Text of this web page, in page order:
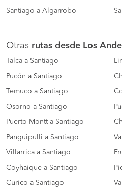
Santiago a Algarrobo
Otras rutas desde Los
Talca a Santiago
Pucón a Santiago
Temuco a Santiago
Osorno a Santiago
Puerto Montt a Santiago
Panguipulli a Santiago
Villarrica a Santiago
Coyhaique a Santiago
Curico a Santiago